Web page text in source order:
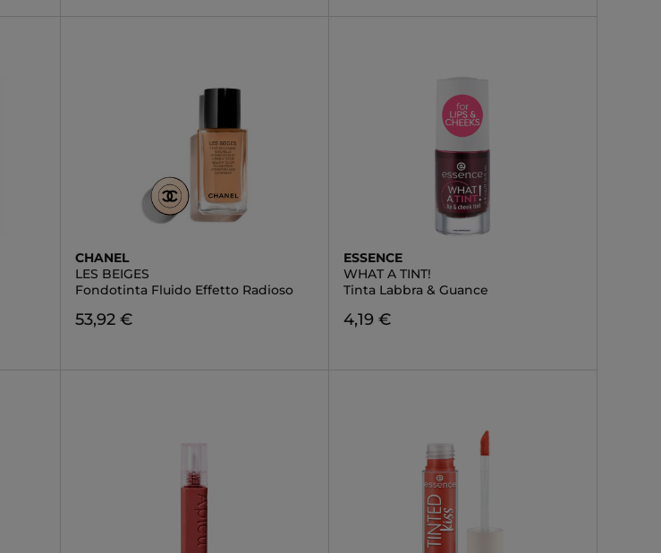
CHANEL
LES BEIGES
Fondotinta Fluido Effetto Radioso
53,92 €
ESSENCE
WHAT A TINT!
Tinta Labbra & Guance
4,19 €